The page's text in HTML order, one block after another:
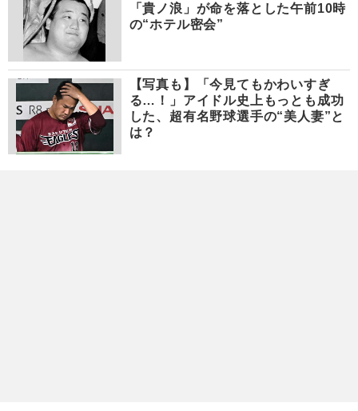
「貴ノ浪」が命を落とした午前10時
の“ホテル密会”
【写真も】「今見てもかわいすぎ
る…！」アイドル史上もっとも成功
した、超有名野球選手の“美人妻”と
は？